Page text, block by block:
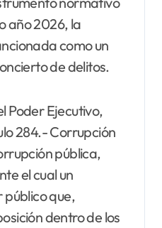
año 2026, la
como un
de delitos.
Poder Ejecutivo,
284.- Corrupción
pública,
el cual un
que,
dentro de los